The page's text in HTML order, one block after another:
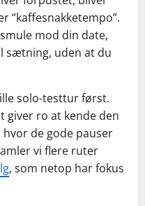
“kaffesnakketempo”.
mod din date,
sætning, uden at du
solo-testtur først.
giver ro at kende den
de gode pauser
vi flere ruter
, som netop har fokus